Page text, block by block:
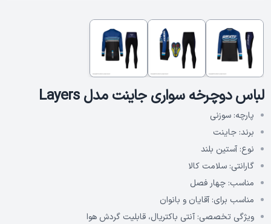
لباس دوچرخه سواری جاینت مدل Layers
پارچه: سوزنی
برند: جاینت
نوع: آستین بلند
گارانتی: سلامت کالا
مناسب: چهار فصل
مناسب برای: آقایان و بانوان
ویژگی تخصصی: آنتی باکتریال، قابلیت گردش هوا